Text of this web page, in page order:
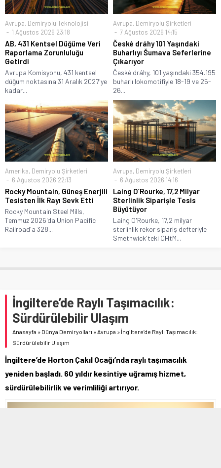
Avrupa, Demiryolu Teknolojisi
1 Ağustos 2026 23:18
AB, 431 Kentsel Düğüme Veri
Raporlama Zorunluluğu
Getirdi
Avrupa Komisyonu, 431 kentsel
düğüm noktasına 31 Aralık 2027'ye
kadar...
Avrupa, Demiryolu Şirketleri
7 Ağustos 2026 14:15
České dráhy 101 Yaşındaki
Buharlıyı Šumava Seferlerine
Çıkarıyor
České dráhy, 101 yaşındaki 354.195
buharlı lokomotifiyle 18-19 ve 25-
26...
Amerika, Demiryolu Şirketleri
6 Ağustos 2026 22:13
Rocky Mountain, Güneş Enerjili
Tesisten İlk Rayı Sevk Etti
Rocky Mountain Steel Mills,
Temmuz 2026'da Union Pacific
Railroad'a 328...
Avrupa, Demiryolu Şirketleri
6 Ağustos 2026 14:16
Laing O’Rourke, 17,2 Milyar
Sterlinlik Siparişle Tesis
Büyütüyor
Laing O'Rourke, 17,2 milyar
sterlinlik rekor sipariş defteriyle
Smethwick'teki CHtM...
İngiltere’de Raylı Taşımacılık:
Sürdürülebilir Ulaşım
Anasayfa » Dünya Demiryolları »Avrupa » İngiltere’de Raylı Taşımacılık:
Sürdürülebilir Ulaşım
İngiltere’de Horton Çakıl Ocağı’nda raylı taşımacılık
yeniden başladı. 60 yıldır kesintiye uğramış hizmet,
sürdürülebilirlik ve verimliliği artırıyor.